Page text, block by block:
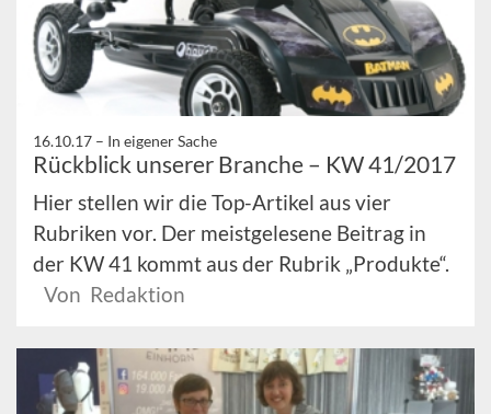
16.10.17 – In eigener Sache
Rückblick unserer Branche – KW 41/2017
Hier stellen wir die Top-Artikel aus vier
Rubriken vor. Der meistgelesene Beitrag in
der KW 41 kommt aus der Rubrik „Produkte“.
Von Redaktion